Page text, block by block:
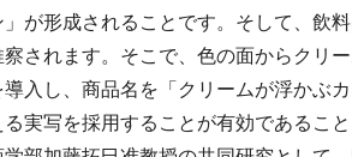
が形成されることです。そして、飲
されます。そこで、色の面からクリ
入し、商品名を「クリームが浮かぶ
実写を採用することが有効であるこ